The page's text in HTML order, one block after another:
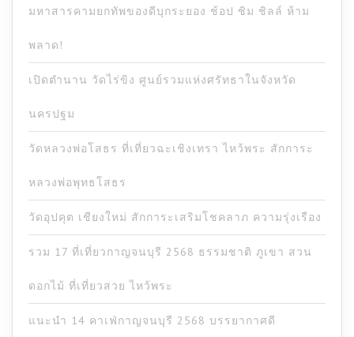
มหาสารคามยกทัพของดีบุกระยอง ช้อป ชิม ชิลล์ ห้าม
พลาด!
เปิดตำนาน วัดไร่ขิง ศูนย์รวมแห่งศรัทธาในจังหวัด
นครปฐม
วัดหลวงพ่อโสธร ที่เที่ยวฉะเชิงเทรา ไหว้พระ สักการะ
หลวงพ่อพุทธโสธร
วัดอุปคุต เชียงใหม่ สักการะเสริมโชคลาภ ความรุ่งเรือง
รวม 17 ที่เที่ยวกาญจนบุรี 2568 ธรรมชาติ ภูเขา สวน
ดอกไม้ ที่เที่ยวสวย ไหว้พระ
แนะนำ 14 คาเฟ่กาญจนบุรี 2568 บรรยากาศดี